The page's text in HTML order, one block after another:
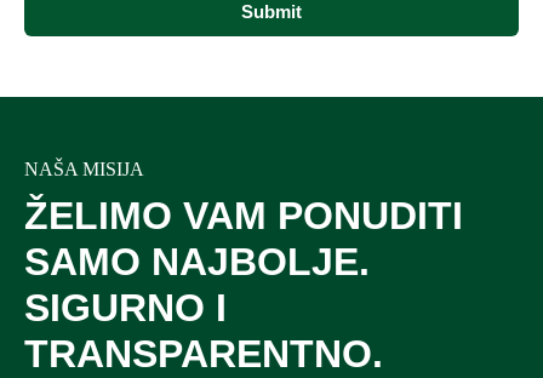
Submit
NAŠA MISIJA
ŽELIMO VAM PONUDITI
SAMO NAJBOLJE.
SIGURNO I
TRANSPARENTNO.